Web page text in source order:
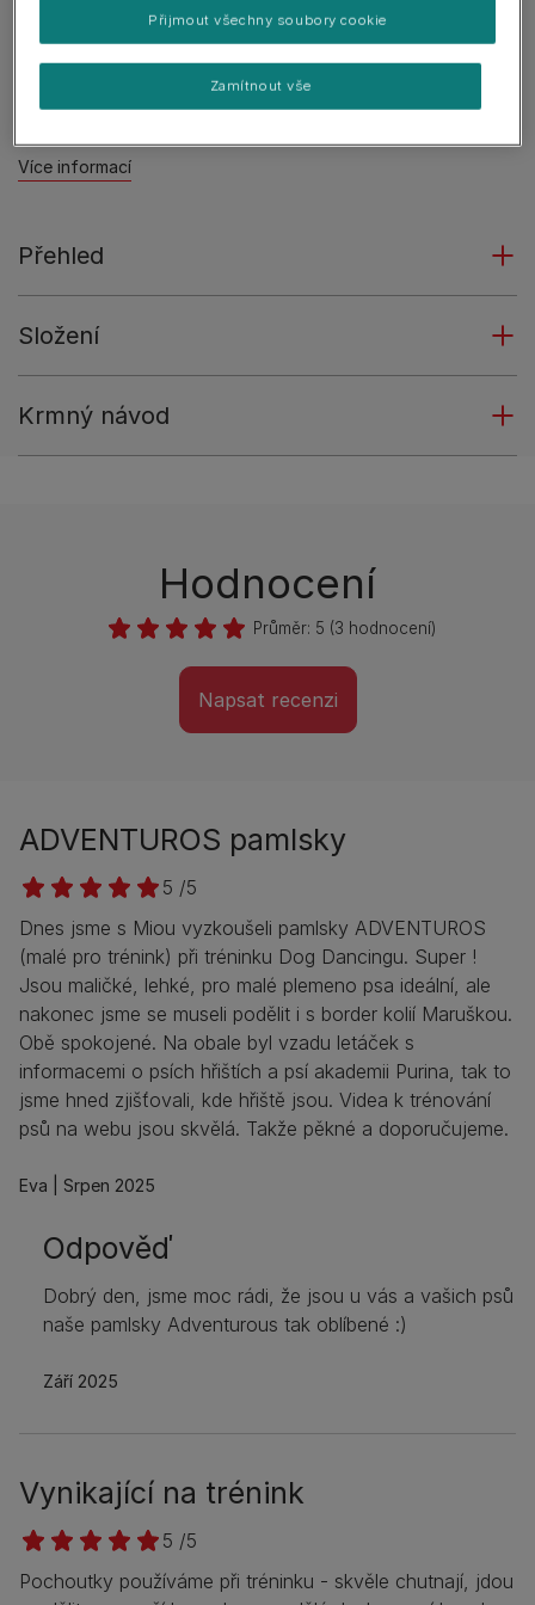
rozdělení na 2 kusy.
Nízký obsah tuku.
Doplňkové krmivo pro štěňata od 8 týdnů a pro
Více informací
Přehled
Složení
Krmný návod
Hodnocení
Průměr: 5 (3 hodnocení)
Napsat recenzi
ADVENTUROS pamlsky
5 /5
Dnes jsme s Miou vyzkoušeli pamlsky ADVENTUROS
(malé pro trénink) při tréninku Dog Dancingu. Super !
Jsou maličké, lehké, pro malé plemeno psa ideální, ale
nakonec jsme se museli podělit i s border kolií Maruškou.
Obě spokojené. Na obale byl vzadu letáček s
informacemi o psích hřištích a psí akademii Purina, tak to
jsme hned zjišťovali, kde hřiště jsou. Videa k trénování
psů na webu jsou skvělá. Takže pěkné a doporučujeme.
Eva Srpen 2025
Odpověď
Dobrý den, jsme moc rádi, že jsou u vás a vašich psů
naše pamlsky Adventurous tak oblíbené :)
Září 2025
Vynikající na trénink
5 /5
Pochoutky používáme při tréninku - skvěle chutnají, jdou
Zamítnout vše
Přijmout všechny soubory cookie